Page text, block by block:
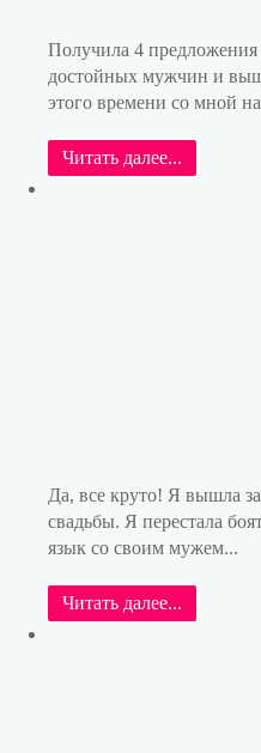
Получила 4
достойных мужчин и
этого времени со мной
Читать далее...
Да, все круто! Я вышла
свадьбы. Я перестала
язык со своим мужем...
Читать далее...